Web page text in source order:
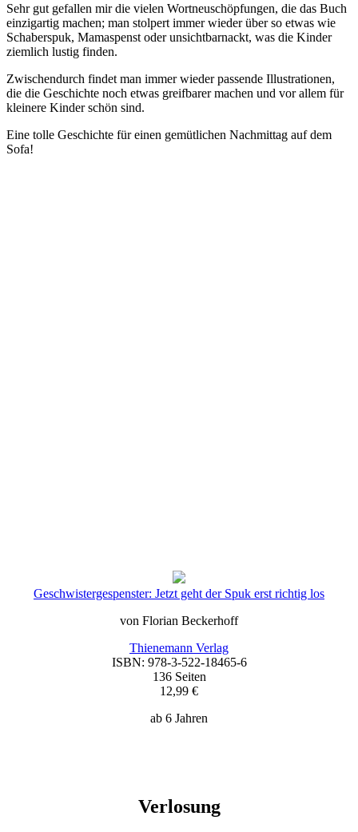
Sehr gut gefallen mir die vielen Wortneuschöpfungen, die das Buch
einzigartig machen; man stolpert immer wieder über so etwas wie
Schaberspuk, Mamaspenst oder unsichtbarnackt, was die Kinder
ziemlich lustig finden.
Zwischendurch findet man immer wieder passende Illustrationen,
die die Geschichte noch etwas greifbarer machen und vor allem für
kleinere Kinder schön sind.
Eine tolle Geschichte für einen gemütlichen Nachmittag auf dem
Sofa!
Geschwistergespenster: Jetzt geht der Spuk erst richtig los
von Florian Beckerhoff
Thienemann Verlag
ISBN: 978-3-522-18465-6
136 Seiten
12,99 €
ab 6 Jahren
Verlosung